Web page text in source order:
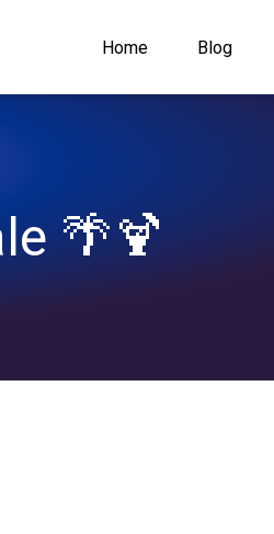
Home Blog
🌴🍹